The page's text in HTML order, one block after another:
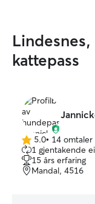
kattepass
5.0
av
5
stjerner
5.0• 14 omtaler
1 gjentakende
15 års erfaring
Mandal, 4516